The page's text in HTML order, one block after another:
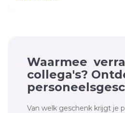
Waarmee
collega's?
Van welk geschenk krijgt je